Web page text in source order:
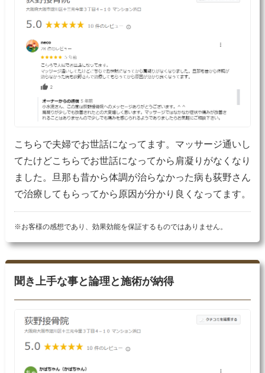
こちらで夫婦でお世話になってます。マッサージ通いし
てたけどこちらでお世話になってから肩凝りがなくなり
ました。旦那も昔から体調が治らなかった病も荻野さん
で治療してもらってから原因が分かり良くなってます。
※お客様の感想であり、効果効能を保証するものではありません。
聞き上手な事と論理と施術が納得